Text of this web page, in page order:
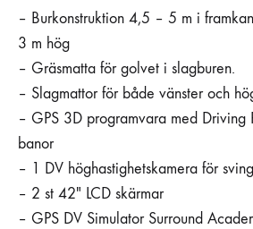
– Burkonstruktion 4,5 – 5 m i
3 m hög
– Gräsmatta för golvet i slagburen.
– Slagmattor för både vänster och
– GPS 3D programvara med
banor
– 1 DV höghastighetskamera för
– 2 st 42″ LCD skärmar
– GPS DV Simulator Surround